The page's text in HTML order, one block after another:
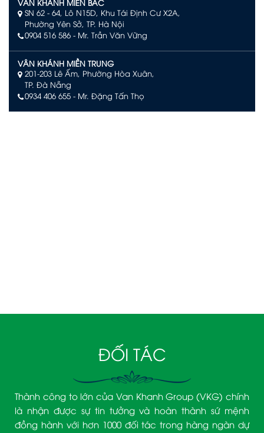
VÂN KHÁNH MIỀN BẮC
SN 62 - 64, Lô N15D, Khu Tái Định Cư X2A,
Phường Yên Sở, TP. Hà Nội
0904 516 586 - Mr. Trần Văn Vững
VÂN KHÁNH MIỀN TRUNG
201-203 Lê Ấm, Phường Hòa Xuân,
TP. Đà Nẵng
0934 406 655 - Mr. Đặng Tấn Thọ
ĐỐI TÁC
Thành công to lớn của Van Khanh Group (VKG) chính
là nhận được sự tin tưởng và hoàn thành sứ mệnh
đồng hành với hơn 1000 đối tác trong hàng ngàn dự